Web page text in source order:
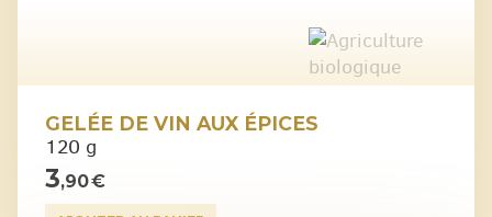
GELÉE DE VIN AUX ÉPICES
120 g
3,90 €